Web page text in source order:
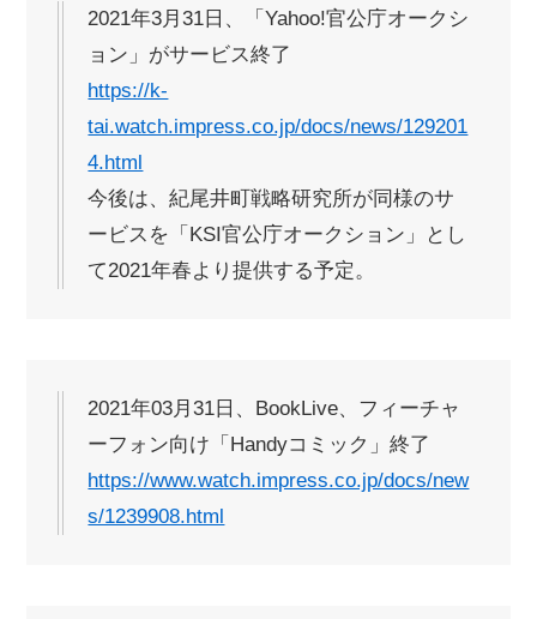
2021年3月31日、「Yahoo!官公庁オークシ
ョン」がサービス終了
https://k-
tai.watch.impress.co.jp/docs/news/129201
4.html
今後は、紀尾井町戦略研究所が同様のサ
ービスを「KSI官公庁オークション」とし
て2021年春より提供する予定。
2021年03月31日、BookLive、フィーチャ
ーフォン向け「Handyコミック」終了
https://www.watch.impress.co.jp/docs/new
s/1239908.html